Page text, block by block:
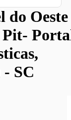
do Oeste
Pit-
SC